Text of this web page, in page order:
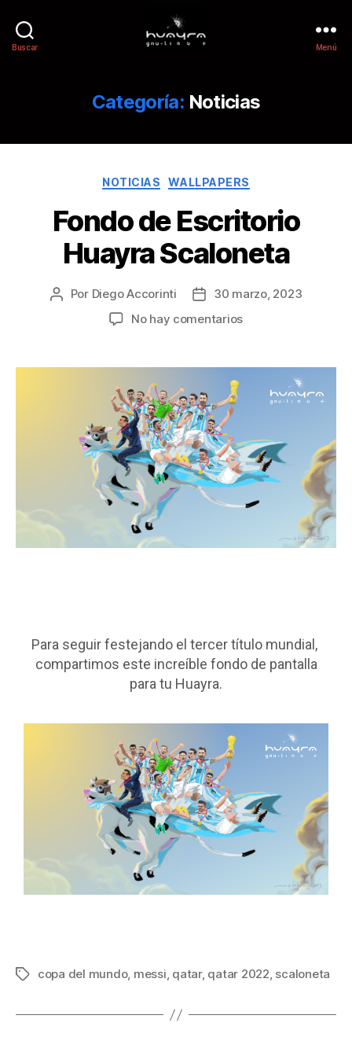
Buscar Menú
Categoría: Noticias
NOTICIAS WALLPAPERS
Fondo de Escritorio
Huayra Scaloneta
Por Diego Accorinti
30 marzo, 2023
No hay comentarios
Para seguir festejando el tercer título mundial,
compartimos este increíble fondo de pantalla
para tu Huayra.
copa del mundo, messi, qatar, qatar 2022, scaloneta